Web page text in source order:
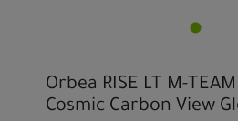
Orbea RISE LT M-
Cosmic Carbon View